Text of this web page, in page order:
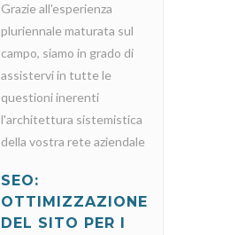
Grazie all'esperienza
pluriennale maturata sul
campo, siamo in grado di
assistervi in tutte le
questioni inerenti
l'architettura sistemistica
della vostra rete aziendale
SEO:
OTTIMIZZAZIONE
DEL SITO PER I